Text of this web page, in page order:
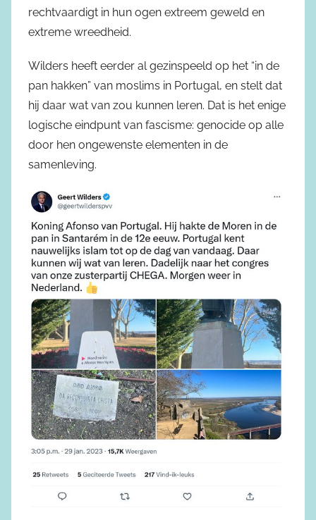
rechtvaardigt in hun ogen extreem geweld en
extreme wreedheid.
Wilders heeft eerder al gezinspeeld op het “in de
pan hakken” van moslims in Portugal, en stelt dat
hij daar wat van zou kunnen leren. Dat is het enige
logische eindpunt van fascisme: genocide op alle
door hen ongewenste elementen in de
samenleving.